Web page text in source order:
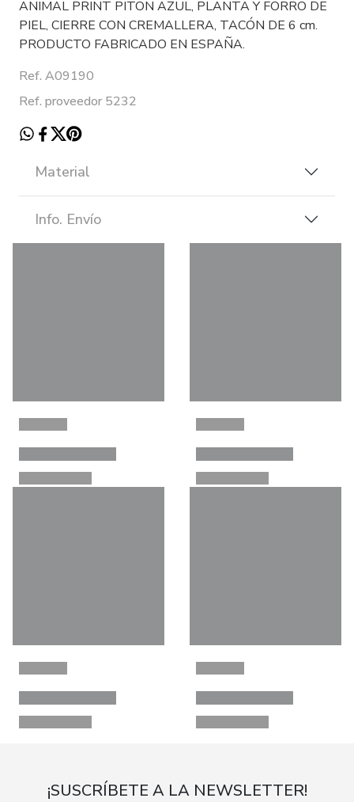
ANIMAL PRINT PITON AZUL, PLANTA Y FORRO DE
PIEL, CIERRE CON CREMALLERA, TACÓN DE 6 cm.
PRODUCTO FABRICADO EN ESPAÑA.
Ref. A09190
Ref. proveedor 5232
Material
Info. Envío
¡SUSCRÍBETE A LA NEWSLETTER!